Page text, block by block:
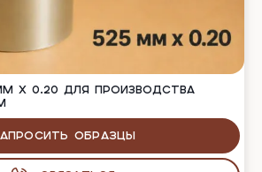
Х 0.20 ДЛЯ ПРОИЗВОДСТВА
образцы